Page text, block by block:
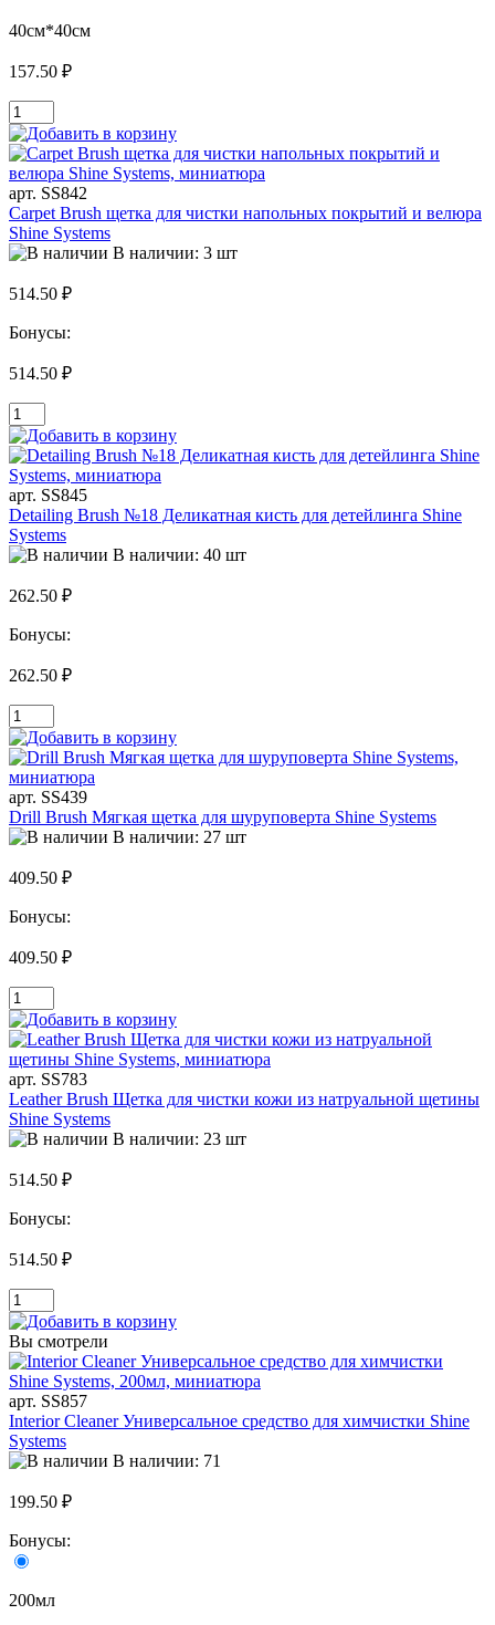
40см*40см
157.50 ₽
арт. SS842
Carpet Brush щетка для чистки напольных покрытий и велюра
Shine Systems
В наличии: 3 шт
514.50 ₽
Бонусы:
514.50 ₽
арт. SS845
Detailing Brush №18 Деликатная кисть для детейлинга Shine
Systems
В наличии: 40 шт
262.50 ₽
Бонусы:
262.50 ₽
арт. SS439
Drill Brush Мягкая щетка для шуруповерта Shine Systems
В наличии: 27 шт
409.50 ₽
Бонусы:
409.50 ₽
арт. SS783
Leather Brush Щетка для чистки кожи из натруальной щетины
Shine Systems
В наличии: 23 шт
514.50 ₽
Бонусы:
514.50 ₽
Вы смотрели
арт. SS857
Interior Cleaner Универсальное средство для химчистки Shine
Systems
В наличии: 71
199.50 ₽
Бонусы:
200мл